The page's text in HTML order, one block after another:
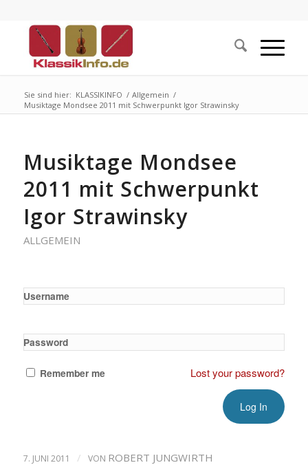
Sie sind hier: KLASSIKINFO / Allgemein /
Musiktage Mondsee 2011 mit Schwerpunkt Igor Strawinsky
Musiktage Mondsee
2011 mit Schwerpunkt
Igor Strawinsky
ALLGEMEIN
Username
Password
Remember me Lost your password?
7. JUNI 2011 / VON ROBERT JUNGWIRTH